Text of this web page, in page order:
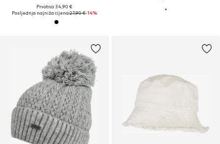
Prvotno: 34,90 €
Posljednja najniža cijena:27,90 €-14%